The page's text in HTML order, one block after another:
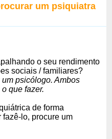
um psiquiatra
o seu rendimento
sociais / familiares?
psicólogo. Ambos
que fazer.
de forma
lo, procure um